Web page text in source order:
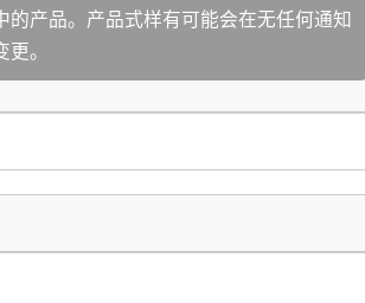
的产品。产品式样有可能会在无任何通知
。